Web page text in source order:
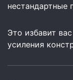
нестандартные
Это избавит
усиления